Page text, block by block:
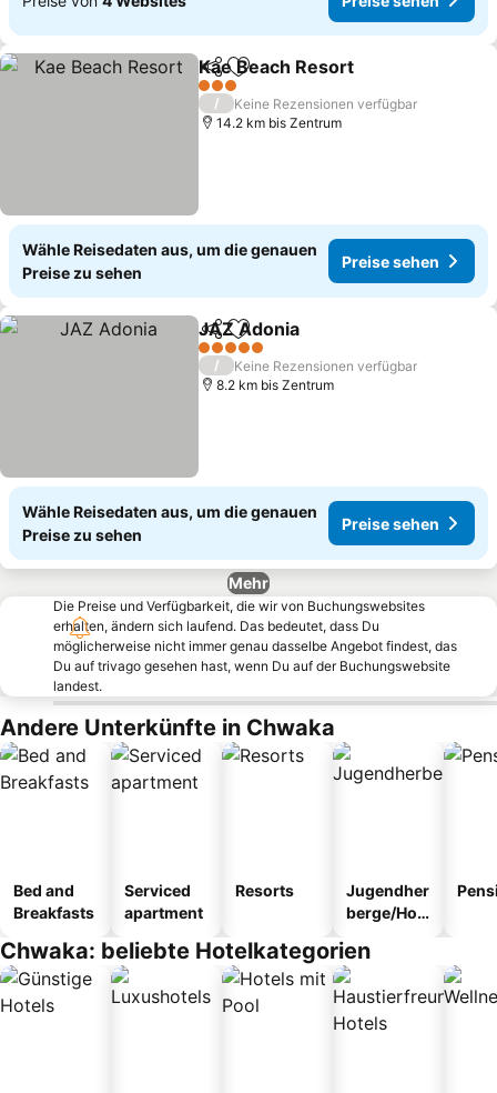
TeilenZu Favoriten hinzufügen
Kae Beach Resort
3 Sterne
/
Keine Rezensionen verfügbar
14.2 km bis Zentrum
Wähle Reisedaten aus, um die genauen
Preise zu sehen
Preise sehen
TeilenZu Favoriten hinzufügen
JAZ Adonia
5 Sterne
/
Keine Rezensionen verfügbar
8.2 km bis Zentrum
Wähle Reisedaten aus, um die genauen
Preise zu sehen
Preise sehen
Mehr
Die Preise und Verfügbarkeit, die wir von Buchungswebsites
erhalten, ändern sich laufend. Das bedeutet, dass Du
möglicherweise nicht immer genau dasselbe Angebot findest, das
Du auf trivago gesehen hast, wenn Du auf der Buchungswebsite
landest.
Andere Unterkünfte in Chwaka
Bed and
Breakfasts
Serviced
apartment
Resorts
Jugendher
berge/Hos
Chwaka: beliebte Hotelkategorien